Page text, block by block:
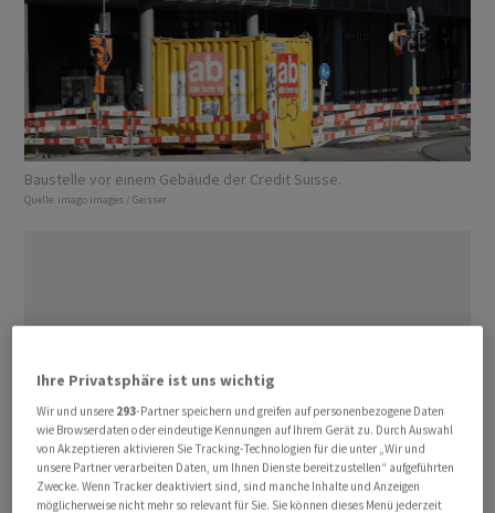
Baustelle vor einem Gebäude der Credit Suisse.
Quelle: imago images / Geisser
Ihre Privatsphäre ist uns wichtig
Wir und unsere 293-Partner speichern und greifen auf personenbezogene Daten
wie Browserdaten oder eindeutige Kennungen auf Ihrem Gerät zu. Durch Auswahl
von Akzeptieren aktivieren Sie Tracking-Technologien für die unter „Wir und
unsere Partner verarbeiten Daten, um Ihnen Dienste bereitzustellen“ aufgeführten
Zwecke. Wenn Tracker deaktiviert sind, sind manche Inhalte und Anzeigen
möglicherweise nicht mehr so relevant für Sie. Sie können dieses Menü jederzeit